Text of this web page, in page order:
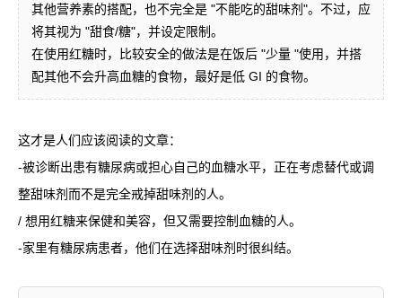
其他营养素的搭配，也不完全是 "不能吃的甜味剂"。不过，应
将其视为 "甜食/糖"，并设定限制。
在使用红糖时，比较安全的做法是在饭后 "少量 "使用，并搭
配其他不会升高血糖的食物，最好是低 GI 的食物。
这才是人们应该阅读的文章：
-被诊断出患有糖尿病或担心自己的血糖水平，正在考虑替代或调
整甜味剂而不是完全戒掉甜味剂的人。
/ 想用红糖来保健和美容，但又需要控制血糖的人。
-家里有糖尿病患者，他们在选择甜味剂时很纠结。